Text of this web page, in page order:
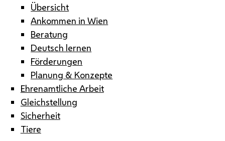
Übersicht
Ankommen in Wien
Beratung
Deutsch lernen
Förderungen
Planung & Konzepte
Ehrenamtliche Arbeit
Gleichstellung
Sicherheit
Tiere